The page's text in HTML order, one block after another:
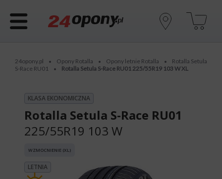
24opony.pl • Opony Rotalla • Opony letnie Rotalla •
Rotalla Setula
S-Race RU01
• Rotalla Setula S-Race RU01 225/55R19 103 W XL
KLASA EKONOMICZNA
Rotalla Setula S-Race RU01
225/55R19 103 W
WZMOCNIENIE (XL)
LETNIA